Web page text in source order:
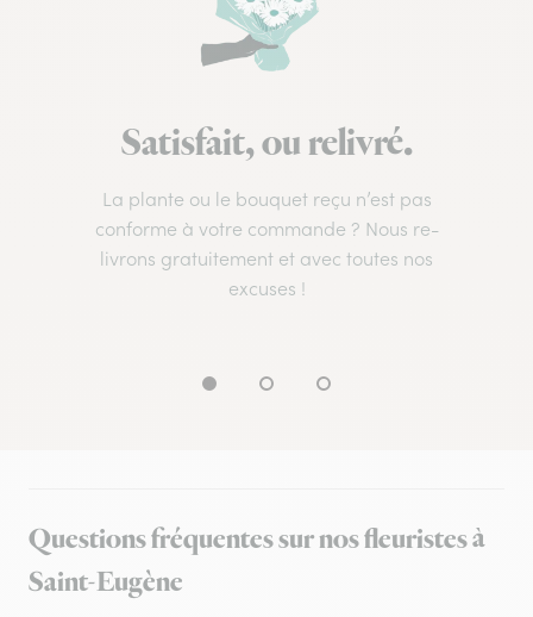
Satisfait, ou relivré.
La plante ou le bouquet reçu n’est pas
conforme à votre commande ? Nous re-
livrons gratuitement et avec toutes nos
excuses !
Questions fréquentes sur nos fleuristes à
Saint-Eugène